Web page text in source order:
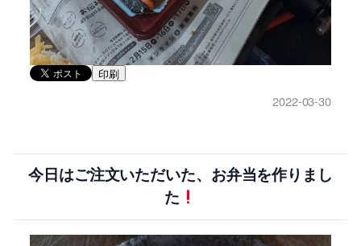
印刷
2022-03-30
今日はご注文いただいた、お弁当を作りまし
た